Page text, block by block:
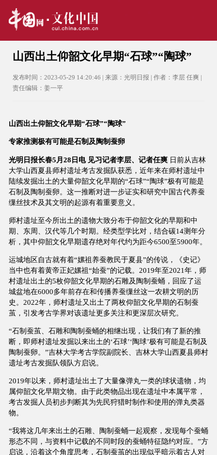
山西出土仰韶文化早期“石球”“陶球”
发布时间：2023-05-29 14:20:46 | 来源：光明日报 | 作者：李层 任爽 |
责任编辑：姜一平
山西出土仰韶文化早期“石球”“陶球”
专家推测极有可能是石制及陶制蚕卵
光明日报长春5月28日电 见习记者李层、记者任爽 日前从吉林
大学山西夏县师村遗址考古发掘队获悉，近年来在师村遗址中
陆续发掘出土的大量仰韶文化早期的“石球”“陶球”极有可能是
石制及陶制蚕卵。这一推断对进一步证实和研究中国古代养蚕
缫丝技术及其文明的起源有着重要意义。
师村遗址至今所出土的遗物大致分布于仰韶文化的早期和中
期、东周、汉代等几个时期。经类型学比对，结合碳14测年分
析，其中仰韶文化早期遗存绝对年代约为距今6500至5900年。
运城地区自古就有着“嫘祖养蚕教民于夏县”的传说，《史记》
当中也有着黄帝正妃嫘祖“始蚕”的记载。2019年至2021年，师
村遗址出土的5枚仰韶文化早期的石雕及陶制蚕蛹，回应了运
城盆地在6000多年前存在和传播养蚕缫丝这一农耕文明的历
史。2022年，师村遗址又出土了两枚仰韶文化早期的石制蚕
茧，引发考古学界对该遗址更多关注和更深层次研究。
“石制蚕茧、石雕和陶制蚕蛹的相继出现，让我们有了新的推
断，即师村遗址发掘以来出土的‘石球’‘陶球’极有可能是石制及
陶制蚕卵。”吉林大学考古学院副院长、吉林大学山西夏县师村
遗址考古发掘队领队方启说。
2019年以来，师村遗址出土了大量像弹丸一类的球状遗物，均
属仰韶文化早期文物。由于此类物品出现在遗址中本属平常，
考古发掘人员初步判断其为先民狩猎时制作和使用的弹丸类器
物。
“我将这几年来出土的石雕、陶制蚕蛹一起观察，发现每个蚕蛹
形态不同，与资料中记载的不同时段的蚕蛹特征隐约对应。”方
启说，沿着这个角度思考，石制蚕茧的出现似乎暗示着古人对